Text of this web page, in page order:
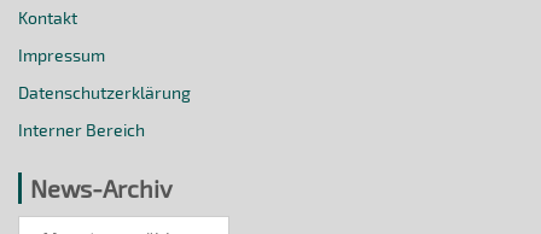
Kontakt
Impressum
Datenschutzerklärung
Interner Bereich
News-Archiv